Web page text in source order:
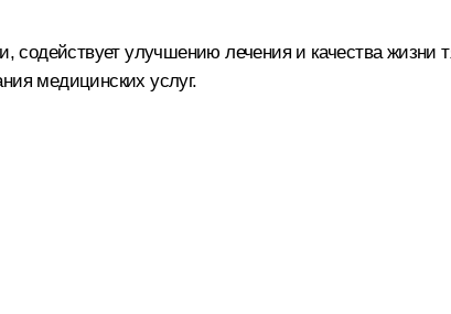
содействует улучшению лечения и качества жизни
медицинских услуг.